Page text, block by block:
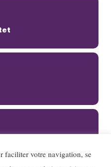
faciliter votre navigation, se